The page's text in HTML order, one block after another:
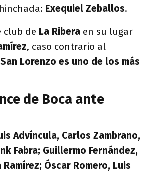
Exequiel Zeballos.
club de La Ribera en su lugar
, caso contrario al
Lorenzo es uno de los más
de Boca ante
Advíncula, Carlos Zambrano,
Fabra; Guillermo Fernández,
Ramírez; Óscar Romero, Luis